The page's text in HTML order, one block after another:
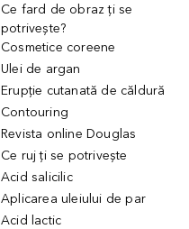
Ce fard de obraz ți se
potrivește?
Cosmetice coreene
Ulei de argan
Erupție cutanată de căldură
Contouring
Revista online Douglas
Ce ruj ți se potrivește
Acid salicilic
Aplicarea uleiului de par
Acid lactic